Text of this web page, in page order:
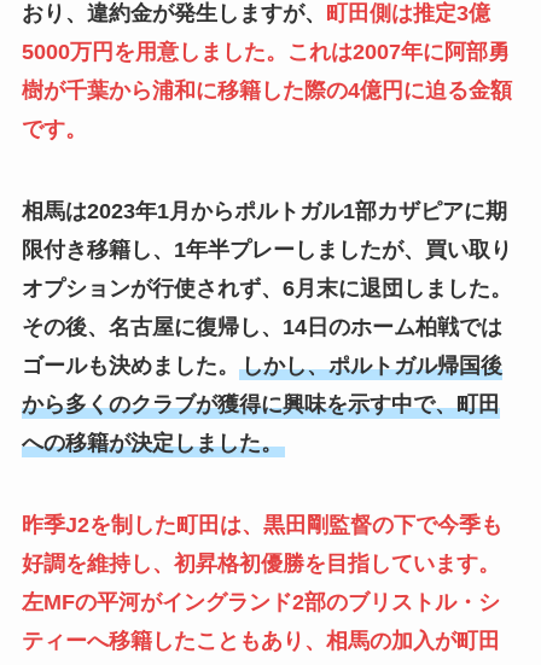
おり、違約金が発生しますが、
町田側は推定3億
5000万円を用意しました。これは2007年に阿部勇
樹が千葉から浦和に移籍した際の4億円に迫る金額
です。
相馬は2023年1月からポルトガル1部カザピアに期
限付き移籍し、1年半プレーしましたが、買い取り
オプションが行使されず、6月末に退団しました。
その後、名古屋に復帰し、14日のホーム柏戦では
ゴールも決めました。 しかし、ポルトガル帰国後
から多くのクラブが獲得に興味を示す中で、町田
への移籍が決定しました。
昨季J2を制した町田は、黒田剛監督の下で今季も
好調を維持し、初昇格初優勝を目指しています。
左MFの平河がイングランド2部のブリストル・シ
ティーへ移籍したこともあり、相馬の加入が町田